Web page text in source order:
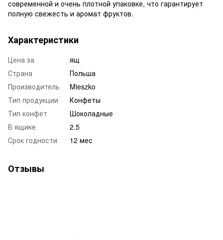
современной и очень плотной упаковке, что гарантирует
полную свежесть и аромат фруктов.
Характеристики
Цена за
ящ
Страна
Польша
Производитель
Mieszko
Тип продукции
Конфеты
Тип конфет
Шоколадные
В ящике
2.5
Срок годности
12 мес
Отзывы